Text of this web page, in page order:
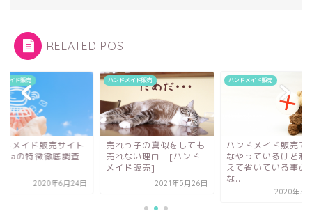
RELATED POST
メイド販売
ドメイド販売サイト
の特徴徹底調査
2020年6月24日
ハンドメイド販売
売れっ子の真似をしても
売れない理由 [ハンド
メイド販売]
2021年5月26日
ハンドメイド販売
ハンドメイド販売で
なやっているけど私
えて省いている事必
な...
2020年3